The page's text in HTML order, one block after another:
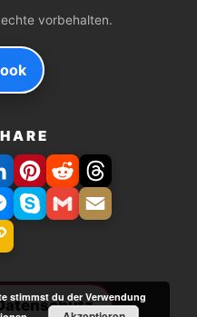
vorbehalten.
Pinterest
RedditThreads
SkypeGmailE-
stimmst du der Verwendung